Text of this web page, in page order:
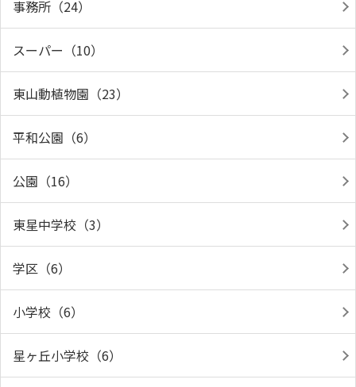
事務所（24）
スーパー（10）
東山動植物園（23）
平和公園（6）
公園（16）
東星中学校（3）
学区（6）
小学校（6）
星ヶ丘小学校（6）